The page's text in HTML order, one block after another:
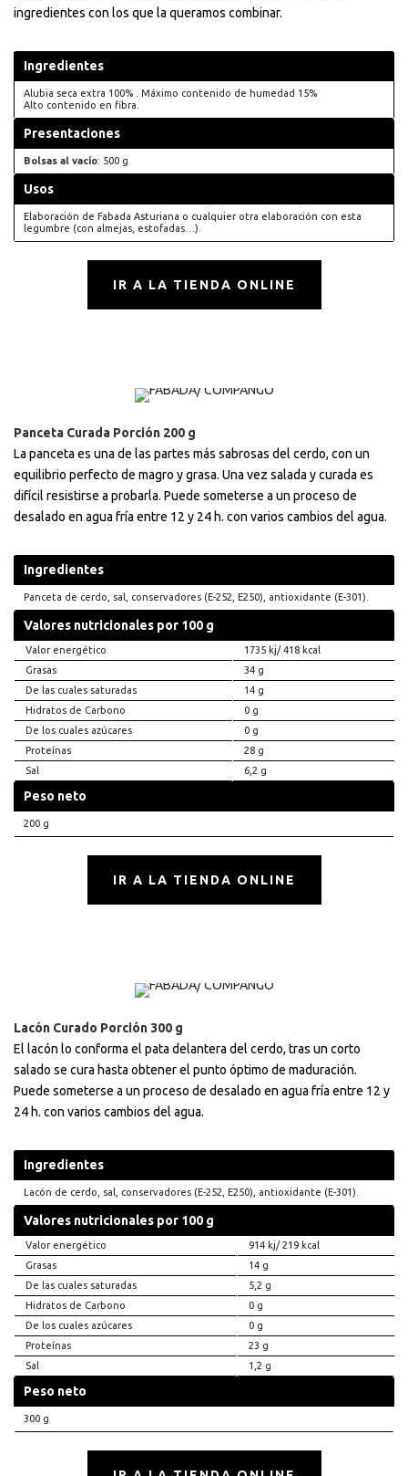
ingredientes con los que la queramos combinar.
Ingredientes
Alubia seca extra 100% . Máximo contenido de humedad 15%
Alto contenido en fibra.
Presentaciones
Bolsas al vacío: 500 g
Usos
Elaboración de Fabada Asturiana o cualquier otra elaboración con esta
legumbre (con almejas, estofadas…).
IR A LA TIENDA ONLINE
Panceta Curada Porción 200 g
La panceta es una de las partes más sabrosas del cerdo, con un
equilibrio perfecto de magro y grasa. Una vez salada y curada es
difícil resistirse a probarla. Puede someterse a un proceso de
desalado en agua fría entre 12 y 24 h. con varios cambios del agua.
Ingredientes
Panceta de cerdo, sal, conservadores (E-252, E250), antioxidante (E-301).
Valores nutricionales por 100 g
Valor energético
1735 kj/ 418 kcal
Grasas
34 g
De las cuales saturadas
14 g
Hidratos de Carbono
0 g
De los cuales azúcares
0 g
Proteínas
28 g
Sal
6,2 g
Peso neto
200 g
IR A LA TIENDA ONLINE
Lacón Curado Porción 300 g
El lacón lo conforma el pata delantera del cerdo, tras un corto
salado se cura hasta obtener el punto óptimo de maduración.
Puede someterse a un proceso de desalado en agua fría entre 12 y
24 h. con varios cambios del agua.
Ingredientes
Lacón de cerdo, sal, conservadores (E-252, E250), antioxidante (E-301).
Valores nutricionales por 100 g
Valor energético
914 kj/ 219 kcal
Grasas
14 g
De las cuales saturadas
5,2 g
Hidratos de Carbono
0 g
De los cuales azúcares
0 g
Proteínas
23 g
Sal
1,2 g
Peso neto
300 g